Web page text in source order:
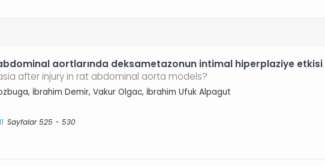
aortlarında deksametazonun intimal hiperplaziye etkisi
after injury in rat abdominal aorta models?
İbrahim Demir, Vakur Olgac, İbrahim Ufuk Alpagut
Sayfalar 525 - 530